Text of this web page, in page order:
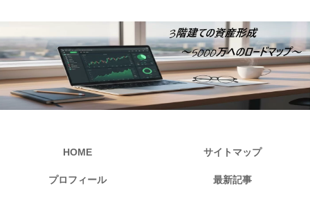
HOME サイトマップ
プロフィール 最新記事